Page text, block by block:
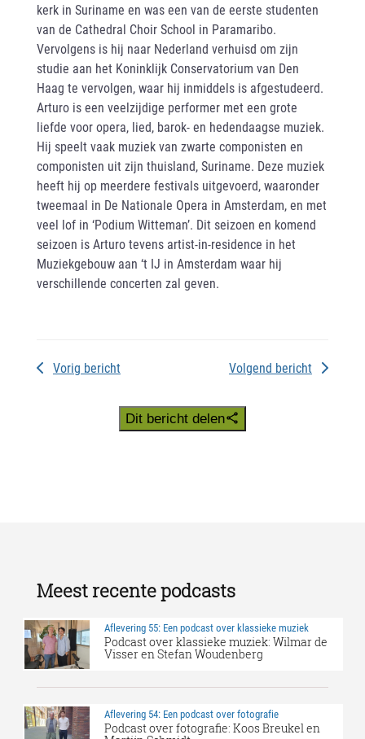
kerk in Suriname en was een van de eerste studenten
van de Cathedral Choir School in Paramaribo.
Vervolgens is hij naar Nederland verhuisd om zijn
studie aan het Koninklijk Conservatorium van Den
Haag te vervolgen, waar hij inmiddels is afgestudeerd.
Arturo is een veelzijdige performer met een grote
liefde voor opera, lied, barok- en hedendaagse muziek.
Hij speelt vaak muziek van zwarte componisten en
componisten uit zijn thuisland, Suriname. Deze muziek
heeft hij op meerdere festivals uitgevoerd, waaronder
tweemaal in De Nationale Opera in Amsterdam, en met
veel lof in ‘Podium Witteman’. Dit seizoen en komend
seizoen is Arturo tevens artist-in-residence in het
Muziekgebouw aan ‘t IJ in Amsterdam waar hij
verschillende concerten zal geven.
Vorig bericht Volgend bericht
Dit bericht delen
Meest recente podcasts
Aflevering 55: Een podcast over klassieke muziek
Podcast over klassieke muziek: Wilmar de
Visser en Stefan Woudenberg
Aflevering 54: Een podcast over fotografie
Podcast over fotografie: Koos Breukel en